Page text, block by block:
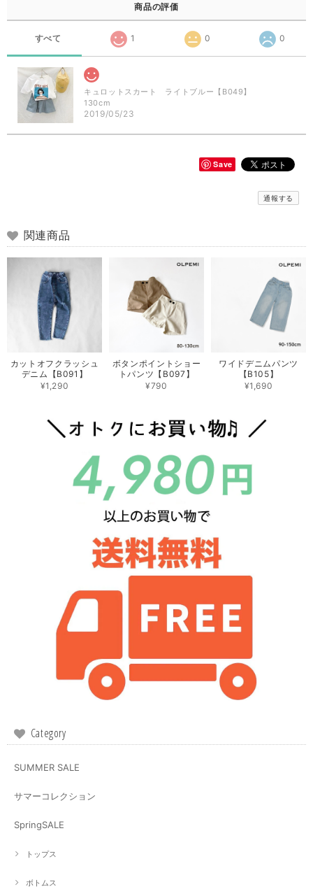
商品の評価
すべて 1 0 0
キュロットスカート ライトブルー【B049】
130cm
2019/05/23
Save
通報する
関連商品
カットオフクラッシュ
デニム【B091】
¥1,290
ボタンポイントショー
トパンツ【B097】
¥790
ワイドデニムパンツ
【B105】
¥1,690
Category
SUMMER SALE
サマーコレクション
SpringSALE
トップス
ボトムス